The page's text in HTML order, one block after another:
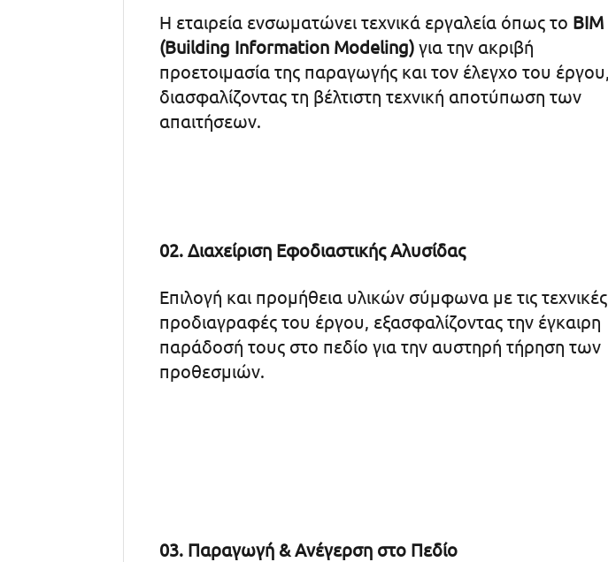
Η εταιρεία ενσωματώνει τεχνικά εργαλεία όπως το BIM
(Building Information Modeling) για την ακριβή
προετοιμασία της παραγωγής και τον έλεγχο του έργου,
διασφαλίζοντας τη βέλτιστη τεχνική αποτύπωση των
απαιτήσεων.
02. Διαχείριση Εφοδιαστικής Αλυσίδας
Επιλογή και προμήθεια υλικών σύμφωνα με τις τεχνικές
προδιαγραφές του έργου, εξασφαλίζοντας την έγκαιρη
παράδοσή τους στο πεδίο για την αυστηρή τήρηση των
προθεσμιών.
03. Παραγωγή & Ανέγερση στο Πεδίο